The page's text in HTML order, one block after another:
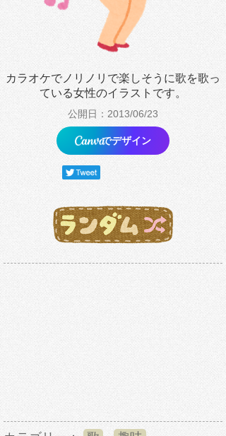
カラオケでノリノリで楽しそうに歌を歌っ
ている女性のイラストです。
公開日：2013/06/23
でデザイン